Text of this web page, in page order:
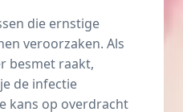
die ernstige
veroorzaken. Als
besmet raakt,
de infectie
kans op overdracht